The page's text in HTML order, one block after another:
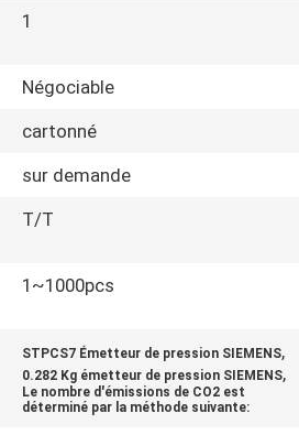
1
Négociable
cartonné
sur demande
T/T
1~1000pcs
STPCS7 Émetteur de pression SIEMENS,
0.282 Kg émetteur de pression SIEMENS,
Le nombre d'émissions de CO2 est
déterminé par la méthode suivante: